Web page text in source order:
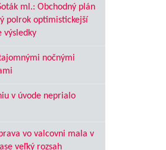
ml.: Obchodný plán
polrok optimistickejší
výsledky
nočnými
v úvode neprialo
vo valcovni mala v
veľký rozsah